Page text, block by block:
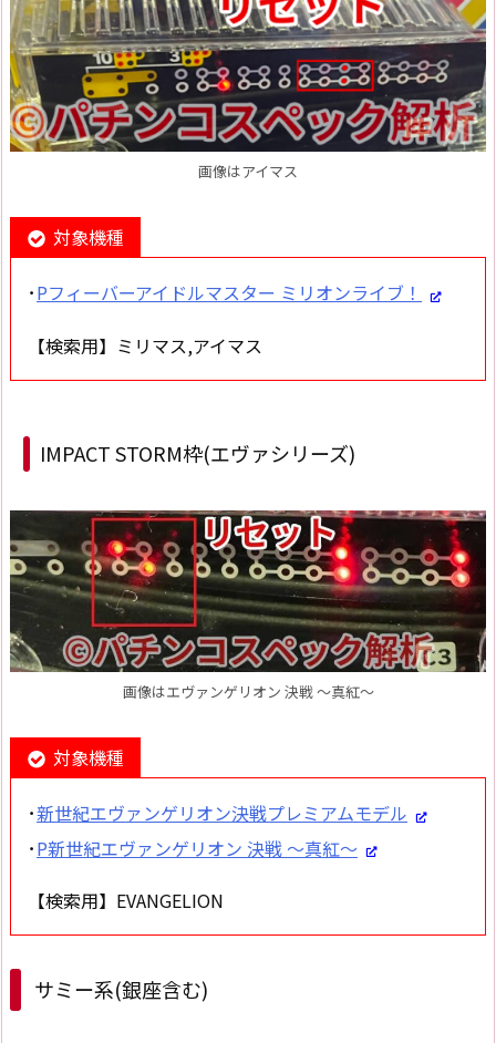
画像はアイマス
対象機種
･Pフィーバーアイドルマスター ミリオンライブ！
【検索用】ミリマス,アイマス
IMPACT STORM枠(エヴァシリーズ)
画像はエヴァンゲリオン 決戦 ～真紅～
対象機種
･新世紀エヴァンゲリオン決戦プレミアムモデル
･P新世紀エヴァンゲリオン 決戦 ～真紅～
【検索用】EVANGELION
サミー系(銀座含む)